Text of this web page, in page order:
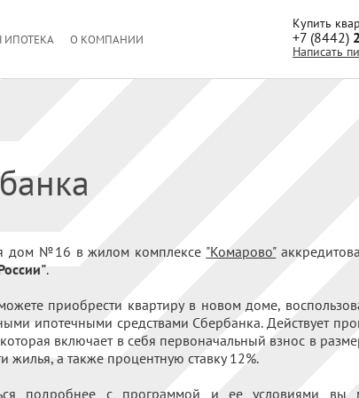
ИПОТЕКА О КОМПАНИИ
Купить
+7 (8442)
Написать
дом №16 в жилом комплексе "Комарово"
.
приобрести квартиру в новом доме,
ипотечными средствами Сбербанка. Действует
включает в себя первоначальный взнос в
жилья, а также процентную ставку 12%.
подробнее с программой и ее условиями вы